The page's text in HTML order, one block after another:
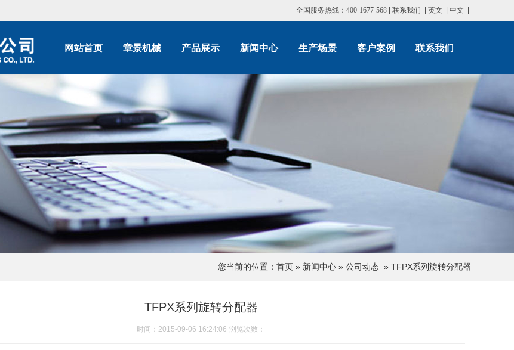
全国服务热线：400-1677-568 联系我们 英文 中文
网站首页 章景机械 产品展示 新闻中心 生产场景 客户案例 联系我们
您当前的位置： 首页 » 新闻中心 » 公司动态 » TFPX系列旋转分配器
TFPX系列旋转分配器
时间：2015-09-06 16:24:06 浏览次数：